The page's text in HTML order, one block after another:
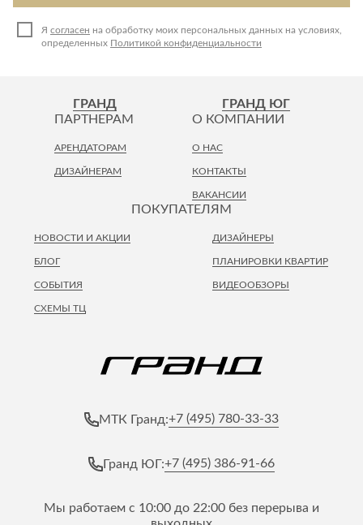
Я согласен на обработку моих персональных данных на условиях,
определенных Политикой конфиденциальности
ГРАНД ГРАНД ЮГ
ПОКУПАТЕЛЯМ
НОВОСТИ И АКЦИИ
ПЛАНИРОВКИ КВАРТИР
ВИДЕООБЗОРЫ
БЛОГ
СОБЫТИЯ
СХЕМЫ ТЦ
ДИЗАЙНЕРЫ
ПАРТНЕРАМ
АРЕНДАТОРАМ
ДИЗАЙНЕРАМ
О КОМПАНИИ
О НАС
КОНТАКТЫ
ВАКАНСИИ
МТК Гранд:+7 (495) 780-33-33
Гранд ЮГ:+7 (495) 386-91-66
Мы работаем с 10:00 до 22:00 без перерыва и